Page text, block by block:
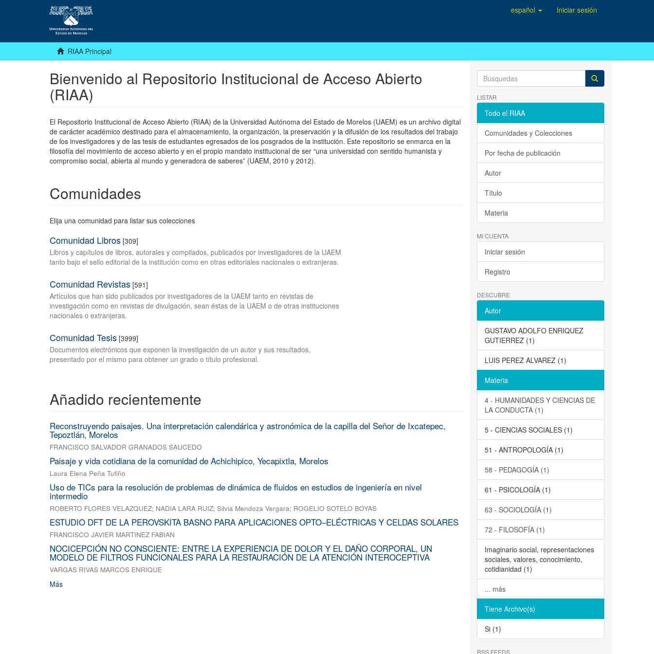
español Iniciar sesión
RIAA Principal
Bienvenido al Repositorio Institucional de Acceso Abierto
(RIAA)
El Repositorio Institucional de Acceso Abierto (RIAA) de la Universidad Autónoma del Estado de Morelos (UAEM) es un archivo digital
de carácter académico destinado para el almacenamiento, la organización, la preservación y la difusión de los resultados del trabajo
de los investigadores y de las tesis de estudiantes egresados de los posgrados de la institución. Este repositorio se enmarca en la
filosofía del movimiento de acceso abierto y en el propio mandato institucional de ser “una universidad con sentido humanista y
compromiso social, abierta al mundo y generadora de saberes” (UAEM, 2010 y 2012).
Comunidades
Elija una comunidad para listar sus colecciones
Comunidad Libros [309]
Libros y capítulos de libros, autorales y compilados, publicados por investigadores de la UAEM
tanto bajo el sello editorial de la institución como en otras editoriales nacionales o extranjeras.
Comunidad Revistas [591]
Artículos que han sido publicados por investigadores de la UAEM tanto en revistas de
investigación como en revistas de divulgación, sean éstas de la UAEM o de otras instituciones
nacionales o extranjeras.
Comunidad Tesis [3999]
Documentos electrónicos que exponen la investigación de un autor y sus resultados,
presentado por el mismo para obtener un grado o título profesional.
Añadido recientemente
Reconstruyendo paisajes. Una interpretación calendárica y astronómica de la capilla del Señor de Ixcatepec,
Tepoztlán, Morelos
FRANCISCO SALVADOR GRANADOS SAUCEDO
Paisaje y vida cotidiana de la comunidad de Achichipico, Yecapixtla, Morelos
Laura Elena Peña Tufiño
Uso de TICs para la resolución de problemas de dinámica de fluidos en estudios de ingeniería en nivel
intermedio
ROBERTO FLORES VELAZQUEZ; NADIA LARA RUIZ; Silvia Mendoza Vergara; ROGELIO SOTELO BOYAS
ESTUDIO DFT DE LA PEROVSKITA BASNO PARA APLICACIONES OPTO–ELÉCTRICAS Y CELDAS SOLARES
FRANCISCO JAVIER MARTINEZ FABIAN
NOCICEPCIÓN NO CONSCIENTE: ENTRE LA EXPERIENCIA DE DOLOR Y EL DAÑO CORPORAL, UN
MODELO DE FILTROS FUNCIONALES PARA LA RESTAURACIÓN DE LA ATENCIÓN INTEROCEPTIVA
VARGAS RIVAS MARCOS ENRIQUE
Más
LISTAR
Todo el RIAA
Comunidades y Colecciones
Por fecha de publicación
Autor
Título
Materia
MI CUENTA
Iniciar sesión
Registro
DESCUBRE
Autor
GUSTAVO ADOLFO ENRIQUEZ
GUTIERREZ (1)
LUIS PEREZ ALVAREZ (1)
Materia
4 - HUMANIDADES Y CIENCIAS DE
LA CONDUCTA (1)
5 - CIENCIAS SOCIALES (1)
51 - ANTROPOLOGÍA (1)
58 - PEDAGOGÍA (1)
61 - PSICOLOGÍA (1)
63 - SOCIOLOGÍA (1)
72 - FILOSOFÍA (1)
Imaginario social, representaciones
sociales, valores, conocimiento,
cotidianidad (1)
... más
Tiene Archivo(s)
Si (1)
RSS FEEDS